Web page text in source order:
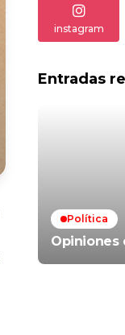
instagram
Entradas
Política
Opiniones